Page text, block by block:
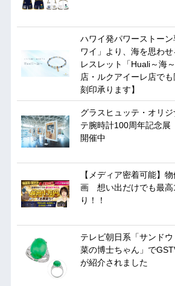
ハワイ発パワーストー
ワイ」より、海を思わ
レスレット「Huali～海
店・ルクアイーレ店で
刻印承ります】
グラスヒュッテ・オリ
テ腕時計100周年記念
開催中
【メディア密着可能】
画 想い出だけでも最高
り！！
テレビ朝日系「サンド
菜の博士ちゃん」で
が紹介されました